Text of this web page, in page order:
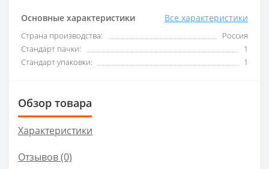
Основные характеристики Все характеристики
Страна производства:
Россия
Стандарт пачки:
1
Стандарт упаковки:
1
Обзор товара
Характеристики
Отзывов (0)